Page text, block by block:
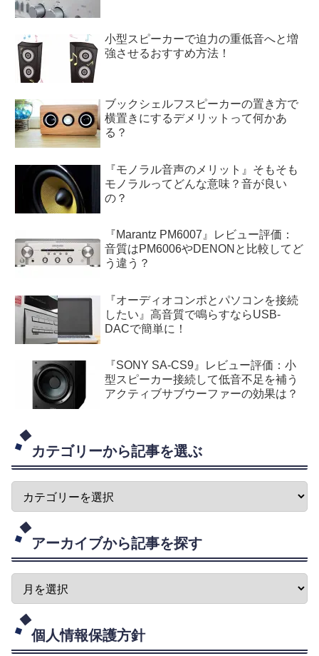
小型スピーカーで迫力の重低音へと増
強させるおすすめ方法！
ブックシェルフスピーカーの置き方で
横置きにするデメリットって何かあ
る？
『モノラル音声のメリット』そもそも
モノラルってどんな意味？音が良い
の？
『Marantz PM6007』レビュー評価：
音質はPM6006やDENONと比較してど
う違う？
『オーディオコンポとパソコンを接続
したい』高音質で鳴らすならUSB-
DACで簡単に！
『SONY SA-CS9』レビュー評価：小
型スピーカー接続して低音不足を補う
アクティブサブウーファーの効果は？
カテゴリーから記事を選ぶ
アーカイブから記事を探す
個人情報保護方針